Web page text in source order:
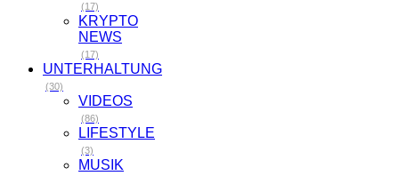
(17)
KRYPTO
NEWS
(17)
UNTERHALTUNG
(30)
VIDEOS
(86)
LIFESTYLE
(3)
MUSIK